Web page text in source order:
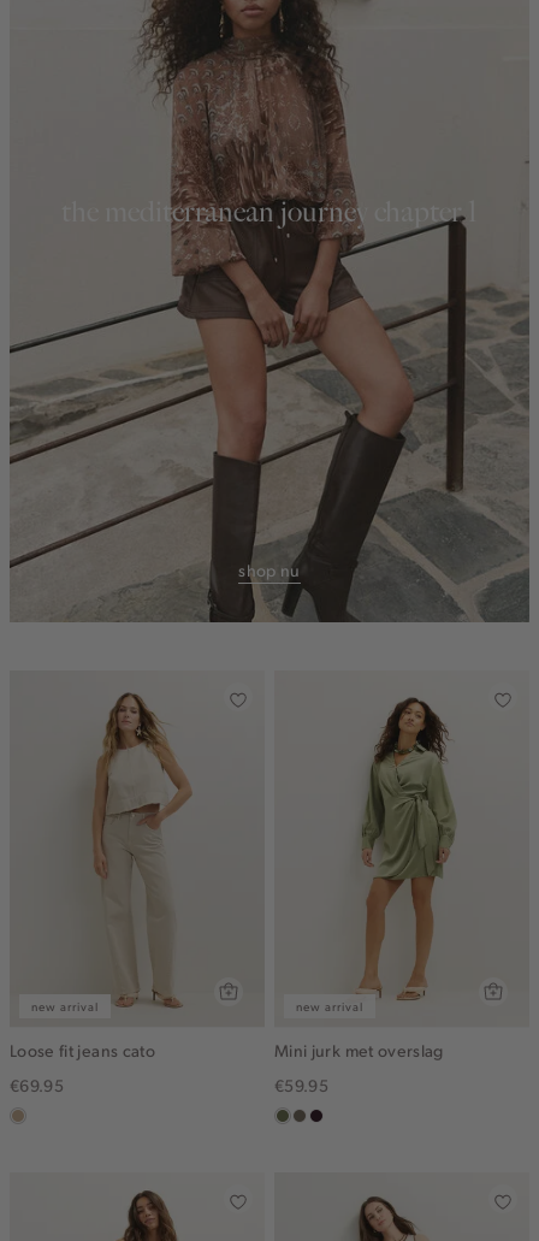
the mediterranean journey chapter 1
shop nu
new arrival
Loose fit jeans cato
€69.95
zand
new arrival
Mini jurk met overslag
€59.95
groen,
middenbruin
bordeaux,